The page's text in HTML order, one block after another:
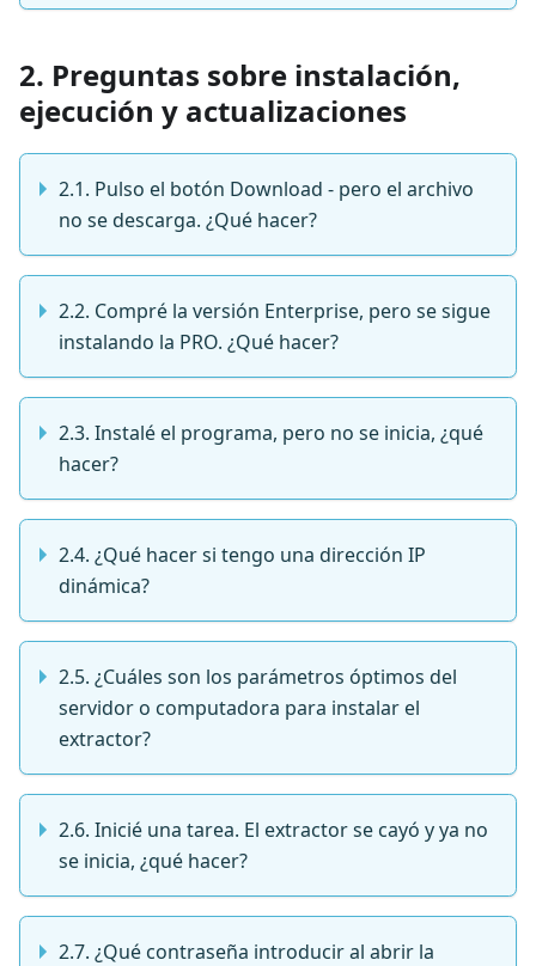
2. Preguntas sobre instalación,
ejecución y actualizaciones
2.1. Pulso el botón Download - pero el archivo
no se descarga. ¿Qué hacer?
2.2. Compré la versión Enterprise, pero se sigue
instalando la PRO. ¿Qué hacer?
2.3. Instalé el programa, pero no se inicia, ¿qué
hacer?
2.4. ¿Qué hacer si tengo una dirección IP
dinámica?
2.5. ¿Cuáles son los parámetros óptimos del
servidor o computadora para instalar el
extractor?
2.6. Inicié una tarea. El extractor se cayó y ya no
se inicia, ¿qué hacer?
2.7. ¿Qué contraseña introducir al abrir la